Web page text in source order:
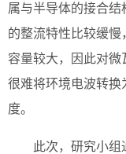
属与半导体的接合
的整流特性比较缓慢
容量较大，因此对微
很难将环境电波转换
度。
此次，研究小